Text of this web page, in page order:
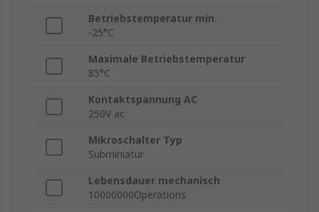
Betriebstemperatur min.
-25°C
Maximale Betriebstemperatur
85°C
Kontaktspannung AC
250V ac
Mikroschalter Typ
Subminiatur
Lebensdauer mechanisch
10000000Operations